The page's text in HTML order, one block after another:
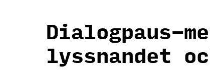
Dialogpaus-
lyssnandet